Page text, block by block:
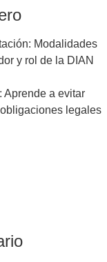
Modalidades
y rol de la DIAN
Aprende a evitar
legales